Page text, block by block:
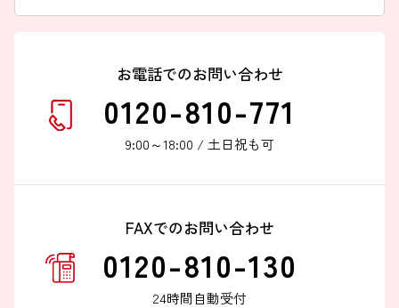
お電話でのお問い合わせ
0120-810-771
9:00～18:00 / 土日祝も可
FAXでのお問い合わせ
0120-810-130
24時間自動受付